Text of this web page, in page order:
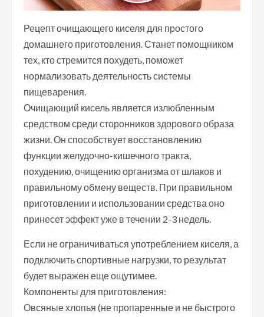
Рецепт очищающего киселя для простого
домашнего приготовления. Станет помощником
тех, кто стремится похудеть, поможет
нормализовать деятельность системы
пищеварения.
Очищающий кисель является излюбленным
средством среди сторонников здорового образа
жизни. Он способствует восстановлению
функции желудочно-кишечного тракта,
похудению, очищению организма от шлаков и
правильному обмену веществ. При правильном
приготовлении и использовании средства оно
принесет эффект уже в течении 2-3 недель.
Если не ограничиваться употреблением киселя, а
подключить спортивные нагрузки, то результат
будет выражен еще ощутимее.
Компоненты для приготовления:
Овсяные хлопья (не пропаренные и не быстрого